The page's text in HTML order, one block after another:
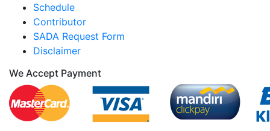
Schedule
Contributor
SADA Request Form
Disclaimer
We Accept Payment